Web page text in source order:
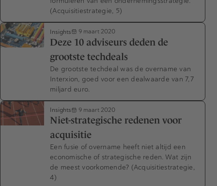
(Acquisitiestrategie, 5)
Insights 9 maart 2020
Deze 10 adviseurs deden de
grootste techdeals
De grootste techdeal was de overname van
Interxion, goed voor een dealwaarde van 7,7
miljard euro.
Insights 9 maart 2020
Niet-strategische redenen voor
acquisitie
Een fusie of overname heeft niet altijd een
economische of strategische reden. Wat zijn
de meest voorkomende? (Acquisitiestrategie,
4)